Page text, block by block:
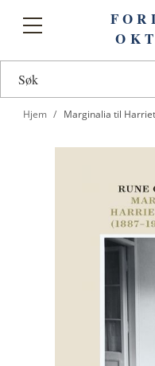
Toggle
Hjem Marginalia til